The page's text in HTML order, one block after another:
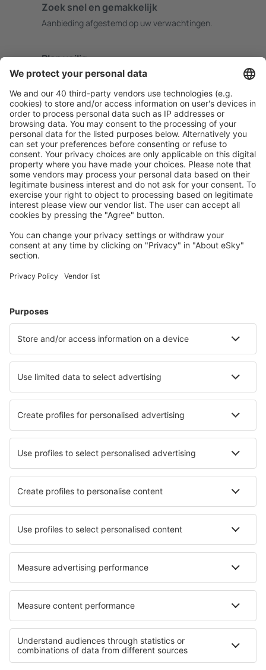
Zoek snel en gemakkelijk
Aanbieding afgestemd op uw verwachtingen.
Plan veilig
Zorgeloos boeken met gratiss annuleringsopties.
Bespaar meer
Reisaanbiedingen en speciale aanbiedingen voor
geregistreerde gebruikers.
Accommodaties die u bevallen
Kies uit meer dan 1,3 miljoen accommodaties: hotels,
jeugdherbergen, appartementen en meer.
Meest gezochte accommodatie door eSky-
gebruikers
Accommodatie in Oostenrijk - Populaire steden
Verblijf in Zell am See Verblijf in Solden
Verblijf in Piesendorf Verblijf in Mariapfarr
Verblijf in Wald im Pinzgau
Beste accommodatie - steden
Verblijf in Sidi Bouzid Verblijf in Fragkokastello
Verblijf in Nielisz Verblijf in Tirvia Verblijf in Cromwell
Verblijf in Koudekerke Verblijf in Areas Verblijf in Mělník
Verblijf in Millstatter See Verblijf in Stubaital
Verblijf in Nassfeld - Pressegersee
Verblijf aan Northern Hungarian Plains